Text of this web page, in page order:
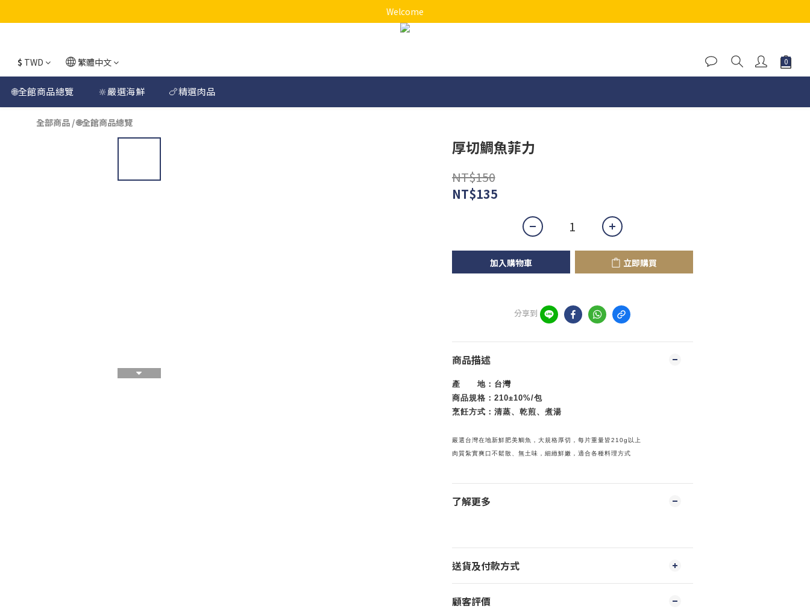
Welcome
$ TWD 繁體中文
🌐全館商品總覽 🔆嚴選海鮮 🍗精選肉品
全部商品 /🌐全館商品總覽
厚切鯛魚菲力
NT$150
NT$135
加入購物車 立即購買
分享到
商品描述
產 地：台灣
商品規格：210±10%/包
烹飪方式：清蒸、乾煎、煮湯
嚴選台灣在地新鮮肥美鯛魚，大規格厚切，每片重量皆210g以上
肉質紮實爽口不鬆散、無土味，細緻鮮嫩，適合各種料理方式
了解更多
送貨及付款方式
顧客評價